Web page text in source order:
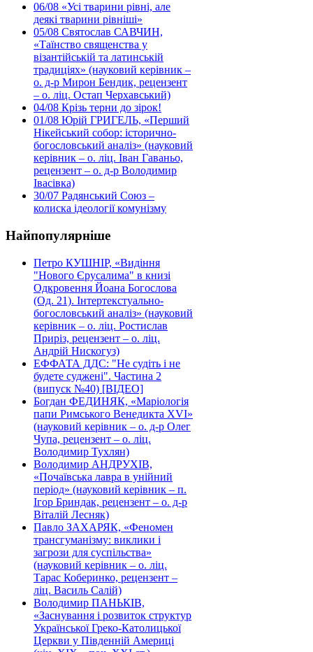
06/08 «Усі тварини рівні, але
деякі тварини рівніші»
05/08 Святослав САВЧИН,
«Таїнство священства у
візантійській та латинській
традиціях» (науковий керівник –
о. д-р Мирон Бендик, рецензент
– о. ліц. Остап Черхавський)
04/08 Крізь терни до зірок!
01/08 Юрій ГРИГЕЛЬ, «Перший
Нікейський собор: історично-
богословський аналіз» (науковий
керівник – о. ліц. Іван Гаваньо,
рецензент – о. д-р Володимир
Івасівка)
30/07 Радянський Союз –
колиска ідеології комунізму
Найпопулярніше
Петро КУШНІР, «Видіння
"Нового Єрусалима" в книзі
Одкровення Йоана Богослова
(Од. 21). Інтертекстуально-
богословський аналіз» (науковий
керівник – о. ліц. Ростислав
Приріз, рецензент – о. ліц.
Андрій Нискогуз)
ЕФФАТА ДДС: "Не судіть і не
будете суджені". Частина 2
(випуск №40) [ВІДЕО]
Богдан ФЕДИНЯК, «Маріологія
папи Римського Венедикта XVI»
(науковий керівник – о. д-р Олег
Чупа, рецензент – о. ліц.
Володимир Тухлян)
Володимир АНДРУХІВ,
«Почаївська лавра в унійний
період» (науковий керівник – п.
Ігор Бриндак, рецензент – о. д-р
Віталій Лесняк)
Павло ЗАХАРЯК, «Феномен
трансгуманізму: виклики і
загрози для суспільства»
(науковий керівник – о. ліц.
Тарас Коберинко, рецензент –
ліц. Василь Салій)
Володимир ПАНЬКІВ,
«Заснування і розвиток структур
Української Греко-Католицької
Церкви у Південній Америці